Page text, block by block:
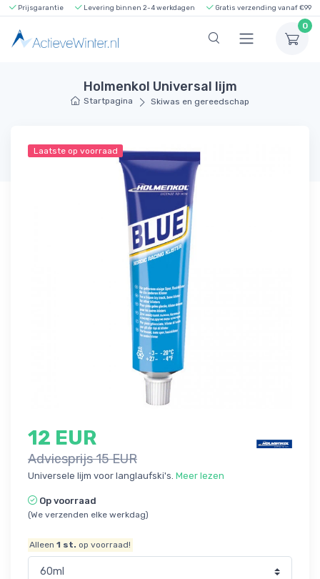
Prijsgarantie Levering binnen 2-4 werkdagen Gratis verzending vanaf €99
0
Holmenkol Universal lijm
Startpagina Skiwas en gereedschap
Laatste op voorraad
12 EUR
Adviesprijs 15 EUR
Universele lijm voor langlaufski's. Meer lezen
Op voorraad
(We verzenden elke werkdag)
Alleen1 st. op voorraad!